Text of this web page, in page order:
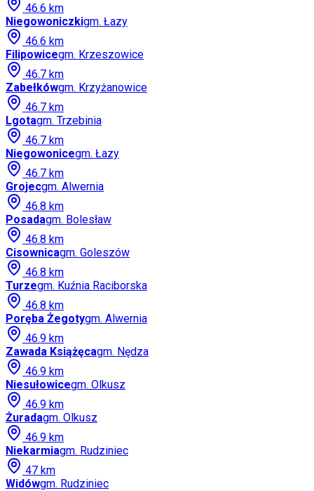
46.6 km
Niegowoniczkigm. Łazy
46.6 km
Filipowicegm. Krzeszowice
46.7 km
Zabełkówgm. Krzyżanowice
46.7 km
Lgotagm. Trzebinia
46.7 km
Niegowonicegm. Łazy
46.7 km
Grojecgm. Alwernia
46.8 km
Posadagm. Bolesław
46.8 km
Cisownicagm. Goleszów
46.8 km
Turzegm. Kuźnia Raciborska
46.8 km
Poręba Żegotygm. Alwernia
46.9 km
Zawada Książęcagm. Nędza
46.9 km
Niesułowicegm. Olkusz
46.9 km
Żuradagm. Olkusz
46.9 km
Niekarmiagm. Rudziniec
47 km
Widówgm. Rudziniec